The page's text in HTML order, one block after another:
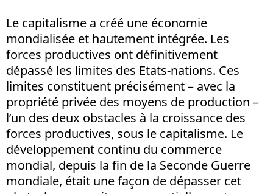
Le capitalisme a créé une économie
mondialisée et hautement intégrée. Les
forces productives ont définitivement
dépassé les limites des Etats-nations. Ces
limites constituent précisément – avec la
propriété privée des moyens de production –
l’un des deux obstacles à la croissance des
forces productives, sous le capitalisme. Le
développement continu du commerce
mondial, depuis la fin de la Seconde Guerre
mondiale, était une façon de dépasser cet